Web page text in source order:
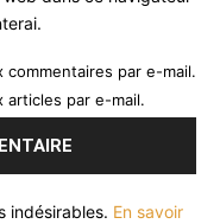
par e-mail.
articles par e-mail.
indésirables. En savoir